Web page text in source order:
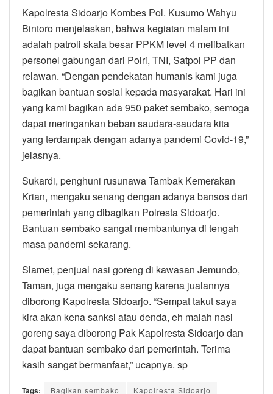
Kapolresta Sidoarjo Kombes Pol. Kusumo Wahyu
Bintoro menjelaskan, bahwa kegiatan malam ini
adalah patroli skala besar PPKM level 4 melibatkan
personel gabungan dari Polri, TNI, Satpol PP dan
relawan. “Dengan pendekatan humanis kami juga
bagikan bantuan sosial kepada masyarakat. Hari ini
yang kami bagikan ada 950 paket sembako, semoga
dapat meringankan beban saudara-saudara kita
yang terdampak dengan adanya pandemi Covid-19,”
jelasnya.
Sukardi, penghuni rusunawa Tambak Kemerakan
Krian, mengaku senang dengan adanya bansos dari
pemerintah yang dibagikan Polresta Sidoarjo.
Bantuan sembako sangat membantunya di tengah
masa pandemi sekarang.
Slamet, penjual nasi goreng di kawasan Jemundo,
Taman, juga mengaku senang karena jualannya
diborong Kapolresta Sidoarjo. “Sempat takut saya
kira akan kena sanksi atau denda, eh malah nasi
goreng saya diborong Pak Kapolresta Sidoarjo dan
dapat bantuan sembako dari pemerintah. Terima
kasih sangat bermanfaat,” ucapnya. sp
Tags: Bagikan sembako Kapolresta Sidoarjo